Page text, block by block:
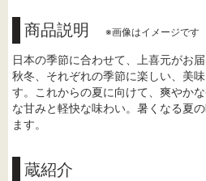
商品説明 ※画像はイメージです
日本の季節に合わせて、上喜元がお
秋冬、それぞれの季節に楽しい、美
す。これからの夏に向けて、爽やか
な甘みと軽快な味わい。暑くなる夏
ます。
蔵紹介